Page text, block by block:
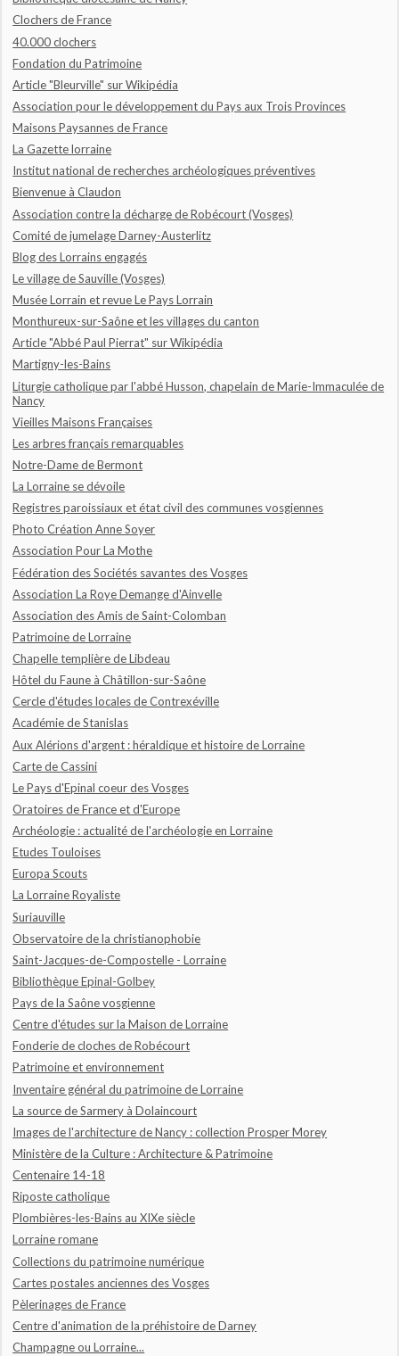
Clochers de France
40.000 clochers
Fondation du Patrimoine
Article "Bleurville" sur Wikipédia
Association pour le développement du Pays aux Trois Provinces
Maisons Paysannes de France
La Gazette lorraine
Institut national de recherches archéologiques préventives
Bienvenue à Claudon
Association contre la décharge de Robécourt (Vosges)
Comité de jumelage Darney-Austerlitz
Blog des Lorrains engagés
Le village de Sauville (Vosges)
Musée Lorrain et revue Le Pays Lorrain
Monthureux-sur-Saône et les villages du canton
Article "Abbé Paul Pierrat" sur Wikipédia
Martigny-les-Bains
Liturgie catholique par l'abbé Husson, chapelain de Marie-Immaculée de
Nancy
Vieilles Maisons Françaises
Les arbres français remarquables
Notre-Dame de Bermont
La Lorraine se dévoile
Registres paroissiaux et état civil des communes vosgiennes
Photo Création Anne Soyer
Association Pour La Mothe
Fédération des Sociétés savantes des Vosges
Association La Roye Demange d'Ainvelle
Association des Amis de Saint-Colomban
Patrimoine de Lorraine
Chapelle templière de Libdeau
Hôtel du Faune à Châtillon-sur-Saône
Cercle d'études locales de Contrexéville
Académie de Stanislas
Aux Alérions d'argent : héraldique et histoire de Lorraine
Carte de Cassini
Le Pays d'Epinal coeur des Vosges
Oratoires de France et d'Europe
Archéologie : actualité de l'archéologie en Lorraine
Etudes Touloises
Europa Scouts
La Lorraine Royaliste
Suriauville
Observatoire de la christianophobie
Saint-Jacques-de-Compostelle - Lorraine
Bibliothèque Epinal-Golbey
Pays de la Saône vosgienne
Centre d'études sur la Maison de Lorraine
Fonderie de cloches de Robécourt
Patrimoine et environnement
Inventaire général du patrimoine de Lorraine
La source de Sarmery à Dolaincourt
Images de l'architecture de Nancy : collection Prosper Morey
Ministère de la Culture : Architecture & Patrimoine
Centenaire 14-18
Riposte catholique
Plombières-les-Bains au XIXe siècle
Lorraine romane
Collections du patrimoine numérique
Cartes postales anciennes des Vosges
Pèlerinages de France
Centre d'animation de la préhistoire de Darney
Champagne ou Lorraine...